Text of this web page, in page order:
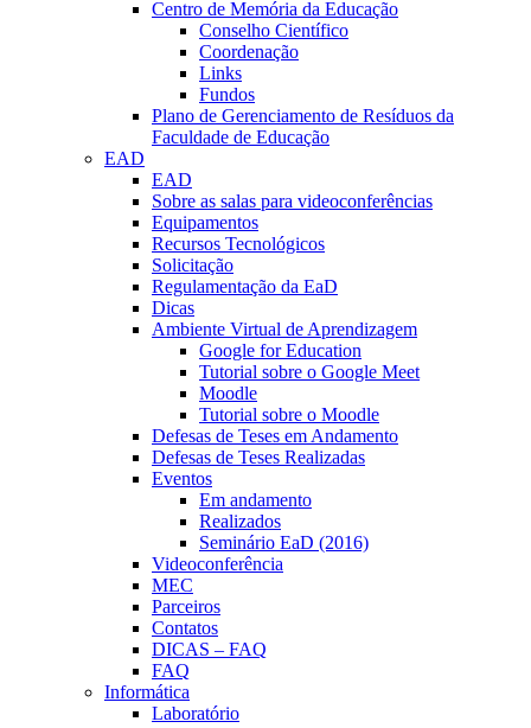
Centro de Memória da Educação
Conselho Científico
Coordenação
Links
Fundos
Plano de Gerenciamento de Resíduos da
Faculdade de Educação
EAD
EAD
Sobre as salas para videoconferências
Equipamentos
Recursos Tecnológicos
Solicitação
Regulamentação da EaD
Dicas
Ambiente Virtual de Aprendizagem
Google for Education
Tutorial sobre o Google Meet
Moodle
Tutorial sobre o Moodle
Defesas de Teses em Andamento
Defesas de Teses Realizadas
Eventos
Em andamento
Realizados
Seminário EaD (2016)
Videoconferência
MEC
Parceiros
Contatos
DICAS – FAQ
FAQ
Informática
Laboratório